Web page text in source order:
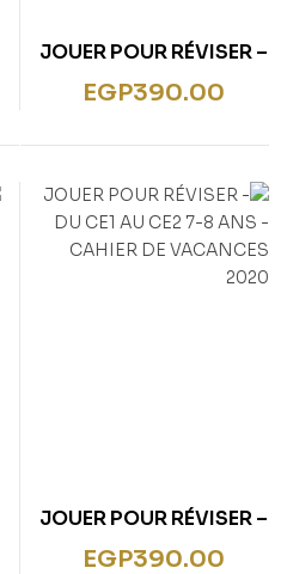
JOUER POUR RÉVISER –
DE LA 6E À LA 5E 11-12
EGP390.00
JOUER POUR RÉVISER –
DU CE1 AU CE2 7-8 ANS
EGP390.00